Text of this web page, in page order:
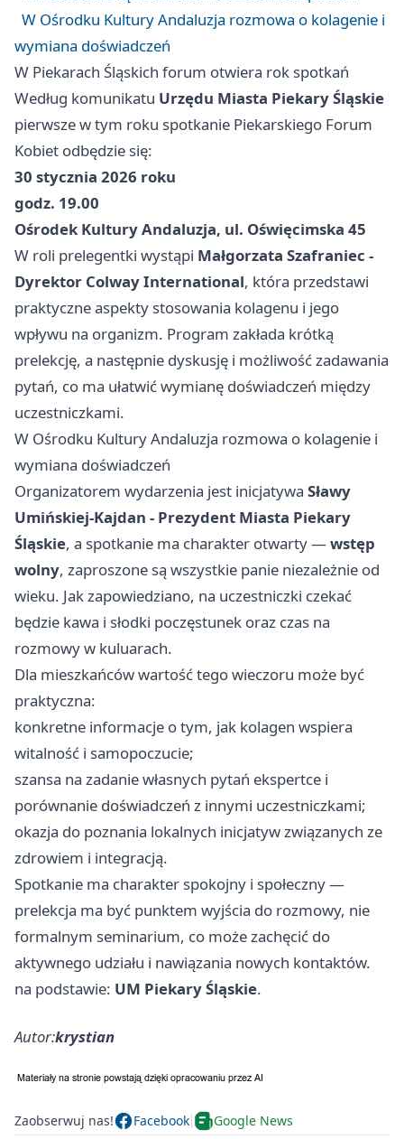
W Ośrodku Kultury Andaluzja rozmowa o kolagenie i
wymiana doświadczeń
W Piekarach Śląskich forum otwiera rok spotkań
Według komunikatu Urzędu Miasta Piekary Śląskie
pierwsze w tym roku spotkanie Piekarskiego Forum
Kobiet odbędzie się:
30 stycznia 2026 roku
godz. 19.00
Ośrodek Kultury Andaluzja, ul. Oświęcimska 45
W roli prelegentki wystąpi Małgorzata Szafraniec -
Dyrektor Colway International, która przedstawi
praktyczne aspekty stosowania kolagenu i jego
wpływu na organizm. Program zakłada krótką
prelekcję, a następnie dyskusję i możliwość zadawania
pytań, co ma ułatwić wymianę doświadczeń między
uczestniczkami.
W Ośrodku Kultury Andaluzja rozmowa o kolagenie i
wymiana doświadczeń
Organizatorem wydarzenia jest inicjatywa Sławy
Umińskiej-Kajdan - Prezydent Miasta Piekary
Śląskie, a spotkanie ma charakter otwarty — wstęp
wolny, zaproszone są wszystkie panie niezależnie od
wieku. Jak zapowiedziano, na uczestniczki czekać
będzie kawa i słodki poczęstunek oraz czas na
rozmowy w kuluarach.
Dla mieszkańców wartość tego wieczoru może być
praktyczna:
konkretne informacje o tym, jak kolagen wspiera
witalność i samopoczucie;
szansa na zadanie własnych pytań ekspertce i
porównanie doświadczeń z innymi uczestniczkami;
okazja do poznania lokalnych inicjatyw związanych ze
zdrowiem i integracją.
Spotkanie ma charakter spokojny i społeczny —
prelekcja ma być punktem wyjścia do rozmowy, nie
formalnym seminarium, co może zachęcić do
aktywnego udziału i nawiązania nowych kontaktów.
na podstawie: UM Piekary Śląskie.
Autor:krystian
Zaobserwuj nas! Facebook Google News